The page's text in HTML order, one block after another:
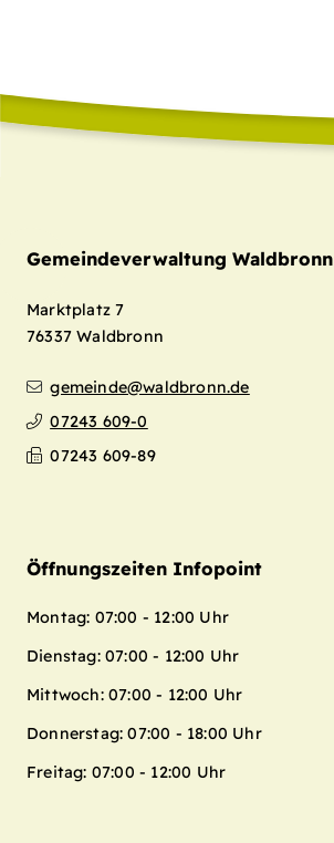
Gemeindeverwaltung Waldbronn
Marktplatz 7
76337 Waldbronn
gemeinde@waldbronn.de
07243 609-0
07243 609-89
Öffnungszeiten Infopoint
Montag: 07:00 - 12:00 Uhr
Dienstag: 07:00 - 12:00 Uhr
Mittwoch: 07:00 - 12:00 Uhr
Donnerstag: 07:00 - 18:00 Uhr
Freitag: 07:00 - 12:00 Uhr